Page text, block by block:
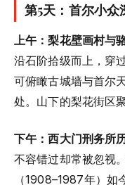
第5天：首尔小众
上午：梨花壁画村与
沿石阶拾级而上，穿
可俯瞰古城墙与首尔
处。山下的梨花街区
下午：西大门刑务所
不容错过却常被忽视
（1908–1987年）